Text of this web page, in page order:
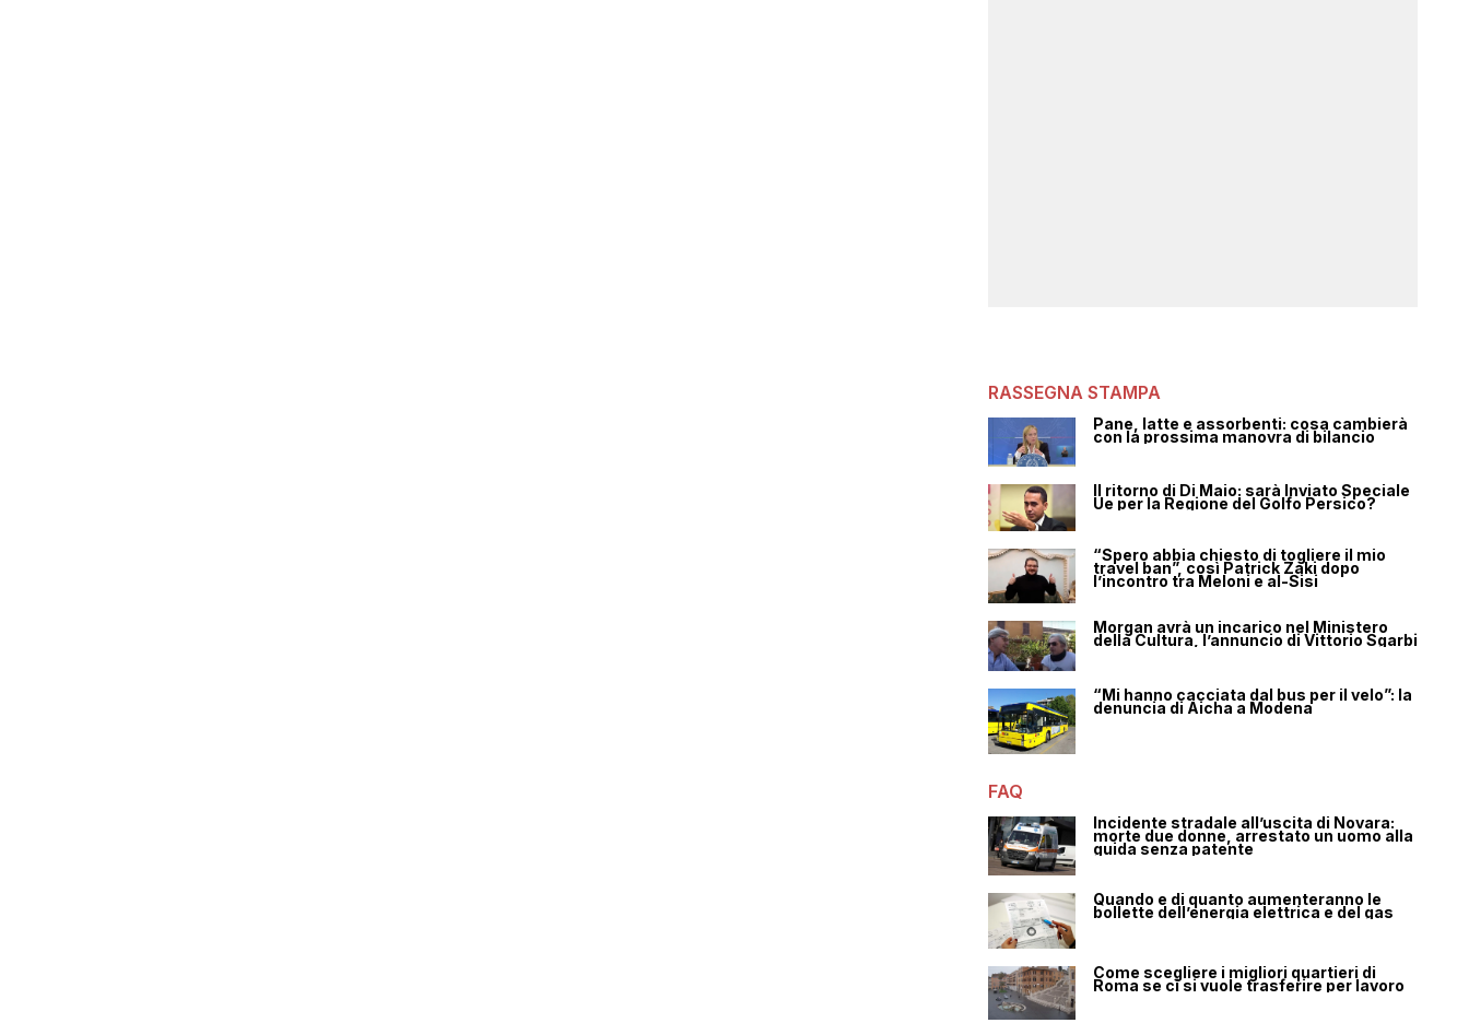
RASSEGNA STAMPA
Pane, latte e assorbenti: cosa cambierà
con la prossima manovra di bilancio
Il ritorno di Di Maio: sarà Inviato Speciale
Ue per la Regione del Golfo Persico?
“Spero abbia chiesto di togliere il mio
travel ban”, così Patrick Zaki dopo
l’incontro tra Meloni e al-Sisi
Morgan avrà un incarico nel Ministero
della Cultura, l’annuncio di Vittorio Sgarbi
“Mi hanno cacciata dal bus per il velo”: la
denuncia di Aicha a Modena
FAQ
Incidente stradale all’uscita di Novara:
morte due donne, arrestato un uomo alla
guida senza patente
Quando e di quanto aumenteranno le
bollette dell’energia elettrica e del gas
Come scegliere i migliori quartieri di
Roma se ci si vuole trasferire per lavoro